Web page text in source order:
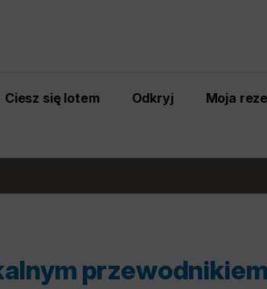
Ciesz się lotem Odkryj Moja
przewodnikiem